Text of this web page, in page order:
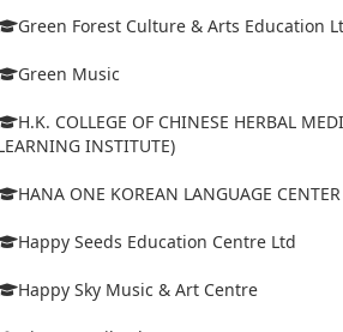
Green Forest Culture & Arts Education
Green Music
H.K. COLLEGE OF CHINESE HERBAL
INSTITUTE)
HANA ONE KOREAN LANGUAGE CENTER
Happy Seeds Education Centre Ltd
Happy Sky Music & Art Centre